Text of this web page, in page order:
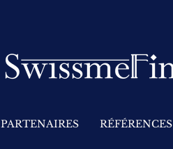
PARTENAIRES RÉFÉRENCES